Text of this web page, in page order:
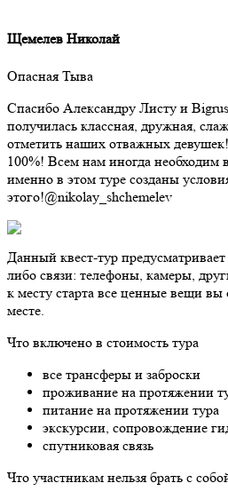
Щемелев Николай
Опасная Тыва
Спасибо Александру Листу и
получилась классная, дружная,
отметить наших отважных девушек!
100%! Всем нам иногда необходим
именно в этом туре созданы
этого!@nikolay_shchemelev
Данный квест-тур
либо связи: телефоны, камеры,
к месту старта все ценные вещи вы
месте.
Что включено в стоимость тура
все трансферы и заброски
проживание на протяжении
питание на протяжении тура
экскурсии, сопровождение
спутниковая связь
Что участникам нельзя брать с